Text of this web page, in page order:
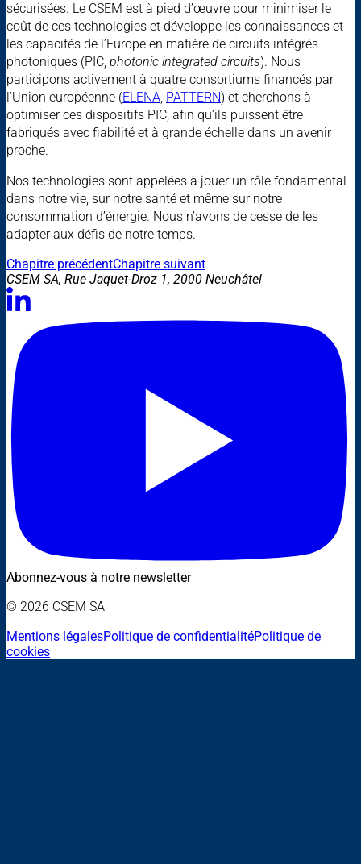
sécurisées. Le CSEM est à pied d’œuvre pour minimiser le
coût de ces technologies et développe les connaissances et
les capacités de l’Europe en matière de circuits intégrés
photoniques (PIC, photonic integrated circuits). Nous
participons activement à quatre consortiums financés par
l’Union européenne (ELENA, PATTERN) et cherchons à
optimiser ces dispositifs PIC, afin qu’ils puissent être
fabriqués avec fiabilité et à grande échelle dans un avenir
proche.
Nos technologies sont appelées à jouer un rôle fondamental
dans notre vie, sur notre santé et même sur notre
consommation d’énergie. Nous n’avons de cesse de les
adapter aux défis de notre temps.
Chapitre précédentChapitre suivant
CSEM SA, Rue Jaquet-Droz 1, 2000 Neuchâtel
Abonnez-vous à notre newsletter
© 2026 CSEM SA
Mentions légalesPolitique de confidentialitéPolitique de
cookies